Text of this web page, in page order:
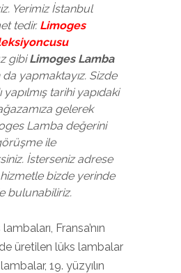
Yerimiz İstanbul
tedir. Limoges
gibiLimoges Lamba
da yapmaktayız. Sizde
yapılmış tarihi yapıdaki
gelerek
Lamba değerini
ile
İsterseniz adrese
hizmetle bizde yerinde
bulunabiliriz.
Fransa’nın
üretilen lüks lambalar
19. yüzyılın